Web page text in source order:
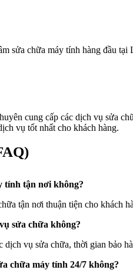
sửa chữa máy tính hàng đầu
cung cấp các dịch vụ sửa
vụ tốt nhất cho khách hàng.
tính tận nơi không?
tận nơi thuận tiện cho khách
sửa chữa không?
dịch vụ sửa chữa, thời gian bảo
chữa máy tính 24/7 không?